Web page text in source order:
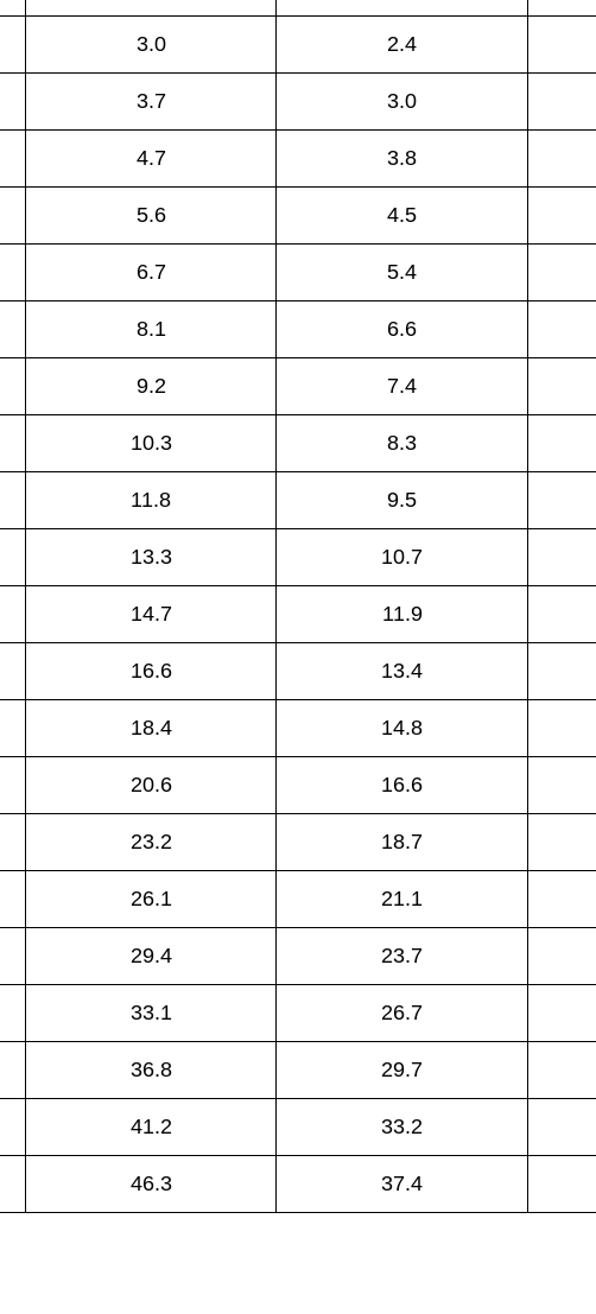
3.0 2.4
3.7 3.0
4.7 3.8
5.6 4.5
6.7 5.4
8.1 6.6
9.2 7.4
10.3 8.3
11.8 9.5
13.3 10.7
14.7 11.9
16.6 13.4
18.4 14.8
20.6 16.6
23.2 18.7
26.1 21.1
29.4 23.7
33.1 26.7
36.8 29.7
41.2 33.2
46.3 37.4